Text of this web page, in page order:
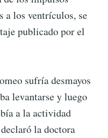
a los ventrículos, se
publicado por el
sufría desmayos
levantarse y luego
a la actividad
la doctora